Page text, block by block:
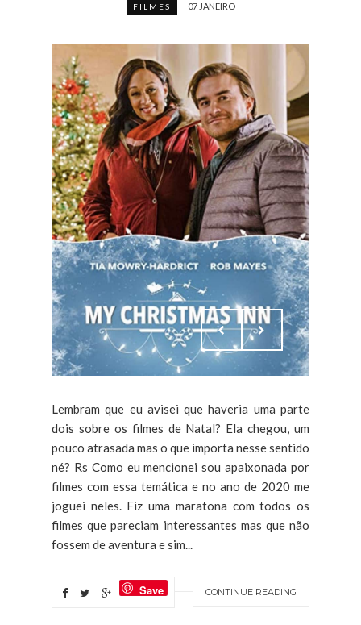
FILMES 07 JANEIRO
Lembram que eu avisei que haveria uma parte
dois sobre os filmes de Natal? Ela chegou, um
pouco atrasada mas o que importa nesse sentido
né? Rs Como eu mencionei sou apaixonada por
filmes com essa temática e no ano de 2020 me
joguei neles. Fiz uma maratona com todos os
filmes que pareciam interessantes mas que não
fossem de aventura e sim...
CONTINUE READING
Save